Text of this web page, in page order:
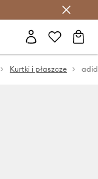
Kurtki i płaszcze